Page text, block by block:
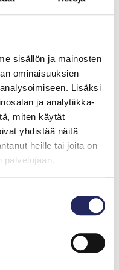
sisällön ja mainosten
ominaisuuksien
Lisäksi
ja analytiikka-
miten käytät
yhdistää näitä
heille tai joita on
palvelujaan.
hankkeessa ovat
NEFCO (Nordic
SIDA (Swedish
ja NDEP (Northern
jotka
biologisen
mennessä.
päätyvä
30 tonnilla. Määrä